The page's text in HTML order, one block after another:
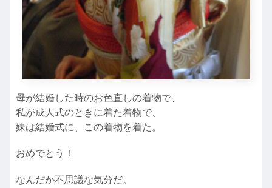
母が結婚した時のお色直しの着物で、
私が成人式のときに着た着物で、
妹は結婚式に、この着物を着た。
おめでとう！
なんだか不思議な気分だ。